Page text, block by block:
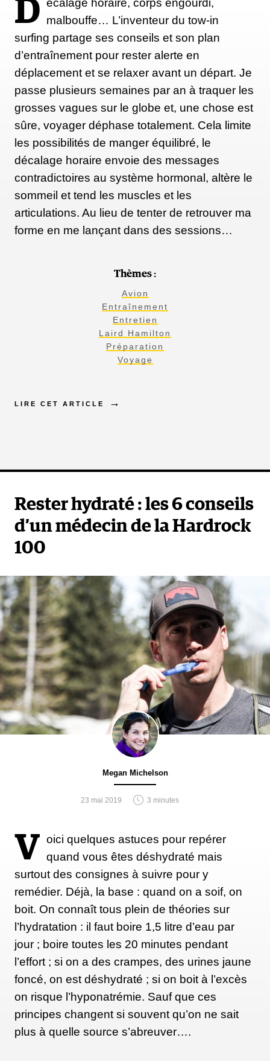
D écalage horaire, corps engourdi,
malbouffe… L’inventeur du tow-in
surfing partage ses conseils et son plan
d’entraînement pour rester alerte en
déplacement et se relaxer avant un départ. Je
passe plusieurs semaines par an à traquer les
grosses vagues sur le globe et, une chose est
sûre, voyager déphase totalement. Cela limite
les possibilités de manger équilibré, le
décalage horaire envoie des messages
contradictoires au système hormonal, altère le
sommeil et tend les muscles et les
articulations. Au lieu de tenter de retrouver ma
forme en me lançant dans des sessions…
Thèmes :
Avion
Entraînement
Entretien
Laird Hamilton
Préparation
Voyage
LIRE CET ARTICLE
Rester hydraté : les 6 conseils
d’un médecin de la Hardrock
100
Megan Michelson
23 mai 2019 3 minutes
V oici quelques astuces pour repérer
quand vous êtes déshydraté mais
surtout des consignes à suivre pour y
remédier. Déjà, la base : quand on a soif, on
boit. On connaît tous plein de théories sur
l’hydratation : il faut boire 1,5 litre d’eau par
jour ; boire toutes les 20 minutes pendant
l’effort ; si on a des crampes, des urines jaune
foncé, on est déshydraté ; si on boit à l’excès
on risque l’hyponatrémie. Sauf que ces
principes changent si souvent qu’on ne sait
plus à quelle source s’abreuver….